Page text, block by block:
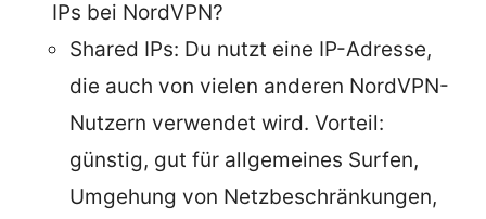
IPs bei NordVPN?
Shared IPs: Du nutzt eine IP-Adresse,
die auch von vielen anderen NordVPN-
Nutzern verwendet wird. Vorteil:
günstig, gut für allgemeines Surfen,
Umgehung von Netzbeschränkungen,